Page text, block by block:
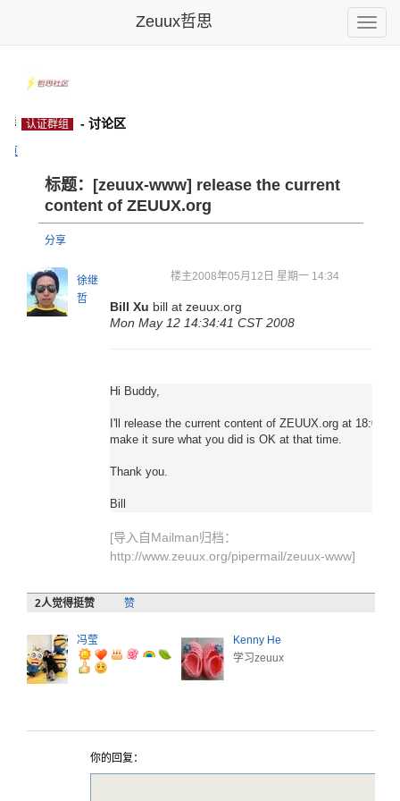
Toggle
Zeuux哲思
群 认证群组 - 讨论区
页
标题：[zeuux-www] release the current
content of ZEUUX.org
分享
徐继
哲
楼主2008年05月12日 星期一 14:34
Bill Xu bill at zeuux.org
Mon May 12 14:34:41 CST 2008
Hi Buddy,
I'll release the current content of ZEUUX.org at 18:00
make it sure what you did is OK at that time.
Thank you.
[导入自Mailman归档：
http://www.zeuux.org/pipermail/zeuux-www]
2人觉得挺赞 赞
冯莹
Kenny He
学习zeuux
你的回复：